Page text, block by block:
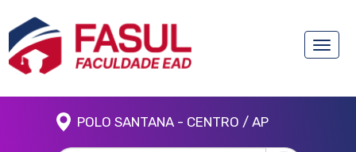
Toggle
POLO SANTANA - CENTRO / AP